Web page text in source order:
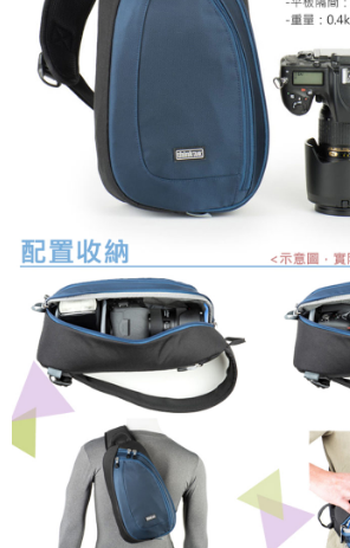
２．關於個人資料處理事宜，請瀏覽以下網址：
https://aftee.tw/terms/#terms3
３．未成年的使用者請事先徵得法定代理人或監護
「AFTEE先享後付」，若未經同意申辦者引起之損
４．使用「AFTEE先享後付」時，將依據個別帳號
時審查核予不同之上限額度；若仍有額度不足之情
請求用戶進行身份認證。
５．嚴禁一人註冊多個帳號或使用他人資訊註冊。
恩沛科技股份有限公司將有權停止該用戶之使用額